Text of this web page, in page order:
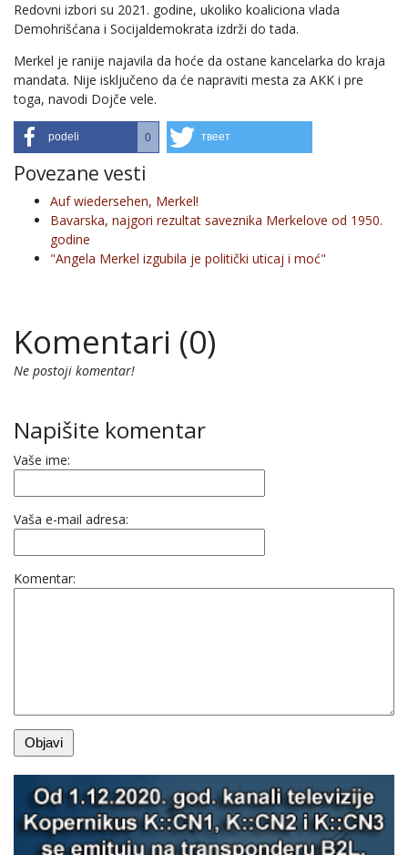
Redovni izbori su 2021. godine, ukoliko koaliciona vlada
Demohrišćana i Socijaldemokrata izdrži do tada.
Merkel je ranije najavila da hoće da ostane kancelarka do kraja
mandata. Nije isključeno da će napraviti mesta za AKK i pre
toga, navodi Dojče vele.
podeli 0 твеет
Povezane vesti
Auf wiedersehen, Merkel!
Bavarska, najgori rezultat saveznika Merkelove od 1950.
godine
"Angela Merkel izgubila je politički uticaj i moć"
Komentari (0)
Ne postoji komentar!
Napišite komentar
Vaše ime:
Vaša e-mail adresa:
Komentar: